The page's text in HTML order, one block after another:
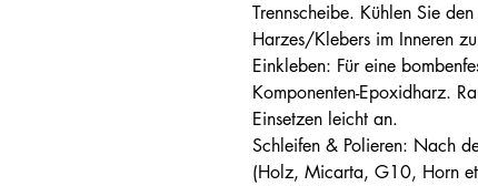
Trennscheibe. Kühlen Sie
Harzes/Klebers im Inneren
Einkleben: Für eine
Komponenten-Epoxidharz.
Einsetzen leicht an.
Schleifen & Polieren: Nach
(Holz, Micarta, G10, Horn